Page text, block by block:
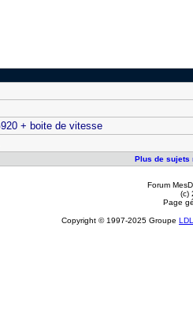
+ boite de vitesse
Plus de sujets
Forum
(c)
Page
Copyright © 1997-2025 Groupe